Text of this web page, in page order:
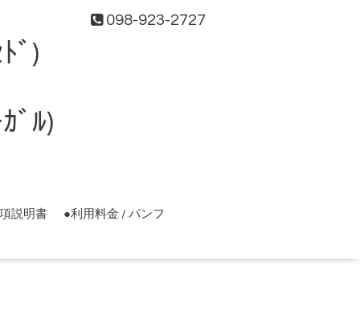
098-923-2727
ﾞ)
ﾙ)
説明書 ●利用料金 / パンフ